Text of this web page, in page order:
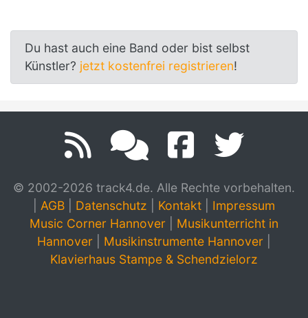
Du hast auch eine Band oder bist selbst
Künstler? jetzt kostenfrei registrieren!
© 2002-2026 track4.de. Alle Rechte vorbehalten.
AGB Datenschutz Kontakt
Impressum
Music Corner Hannover
Musikunterricht in
Hannover
Musikinstrumente Hannover
Klavierhaus Stampe & Schendzielorz